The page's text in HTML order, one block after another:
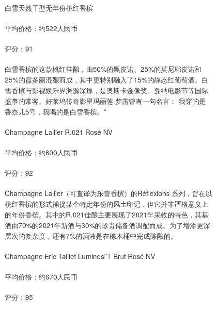
白雪天然干型无年份桃红香槟
平均价格：约522人民币
评分：91
白雪香槟的这款桃红佳酿，由50%的黑皮诺、25%的莫尼耶皮诺和
25%的霞多丽混酿而成，其中更特别融入了15%的静态红葡萄酒。白
雪香槟与影视娱乐界渊源深厚，是奥斯卡金像奖、戛纳电影节等国际
盛事的常客。好莱坞传奇影星玛丽莲·梦露曾有一句名言：“我穿的是
香奈儿5号，我喝的是白雪香槟。”
Champagne Lallier R.021 Rosé NV
平均价格：约600人民币
评分：92
Champagne Lallier（可直译为乐蕾香槟）的Réflexions 系列，旨在以
桃红香槟的形式捕捉某个特定年份的风土印记，但它并非严格意义上
的年份香槟。其中的R.021佳酿主要展现了2021年采收的特色，其基
酒由70%的2021年新酒与30%的珍贵储备酒调配而成。为了增添更深
层次的复杂度，还有7%的酒液是在橡木桶中完成陈酿的。
Champagne Eric Taillet Luminosi’T Brut Rosé NV
平均价格：约670人民币
评分：95